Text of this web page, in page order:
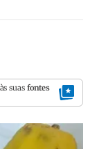
suas fontes